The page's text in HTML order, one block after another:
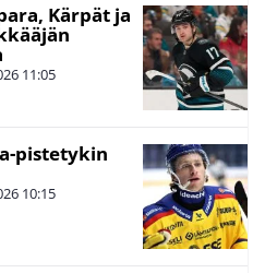
Kärpät ja
11:05
pistetykin
10:15